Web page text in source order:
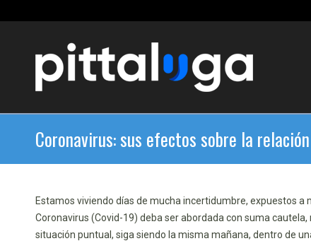
Coronavirus: sus efectos sobre la
Estamos viviendo días de mucha incertidumbre, expuestos
Coronavirus (Covid-19) deba ser abordada con suma
situación puntual, siga siendo la misma mañana, dentro de